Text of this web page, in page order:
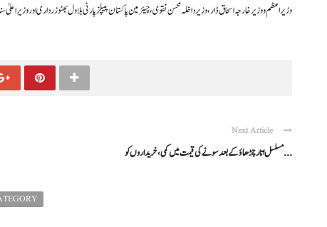
وزیراعظم و وزیر خارجہ اسحاق ڈار، وزیر داخلہ محسن نقوی، چیئرمین پاکستان پیپلز پارٹی بلاول بھٹو زرداری اور
Next Article
مسلسل اتار چڑھاؤ کے بعد سونے کی قیمت میں کمی، خریداروں کو ...